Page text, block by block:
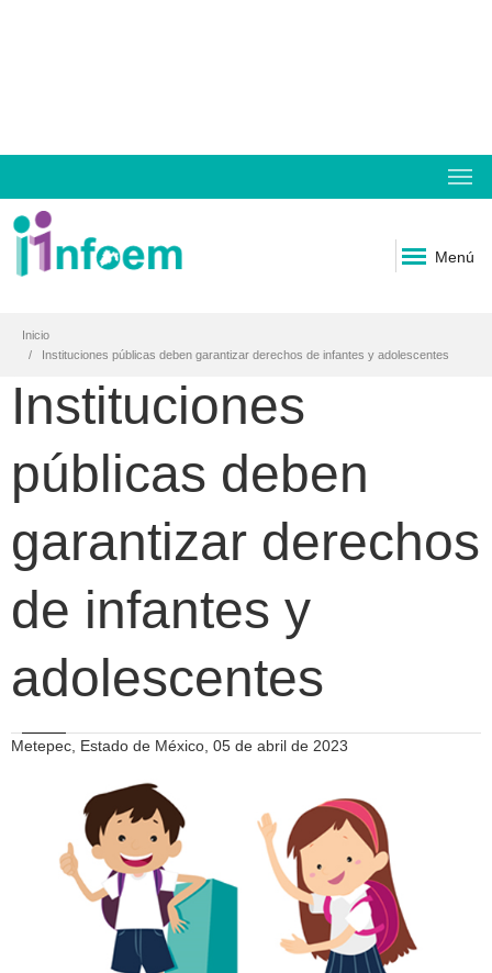
Menú
Inicio
Instituciones públicas deben garantizar derechos de infantes y adolescentes
Instituciones
públicas deben
garantizar derechos
de infantes y
adolescentes
Metepec, Estado de México, 05 de abril de 2023